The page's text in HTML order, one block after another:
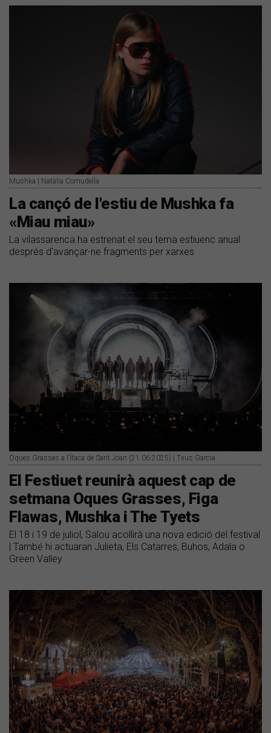
Mushka | Natàlia Cornudella
La cançó de l'estiu de Mushka fa
«Miau miau»
La vilassarenca ha estrenat el seu tema estiuenc anual
després d'avançar-ne fragments per xarxes
Oques Grasses a l’Ítaca de Sant Joan (21.06.2025) | Txus Garcia
El Festiuet reunirà aquest cap de
setmana Oques Grasses, Figa
Flawas, Mushka i The Tyets
El 18 i 19 de juliol, Salou acollirà una nova edició del festival
| També hi actuaran Julieta, Els Catarres, Buhos, Adala o
Green Valley